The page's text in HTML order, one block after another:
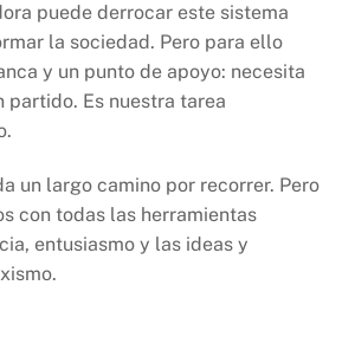
puede derrocar este sistema
la sociedad. Pero para ello
y un punto de apoyo: necesita
partido. Es nuestra tarea
un largo camino por recorrer. Pero
con todas las herramientas
entusiasmo y las ideas y